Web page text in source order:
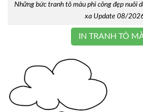
Những bức tranh tô màu phi công đẹp nuôi
xa Update 08/
IN TRANH TÔ